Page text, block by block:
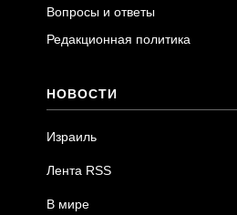
Вопросы и ответы
Редакционная политика
НОВОСТИ
Израиль
Лента RSS
В мире